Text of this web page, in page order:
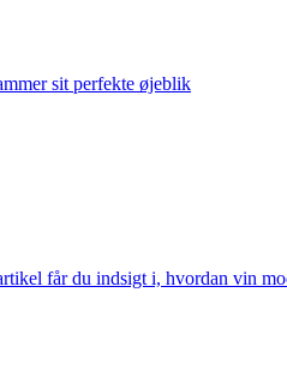
sit perfekte øjeblik
får du indsigt i, hvordan vin